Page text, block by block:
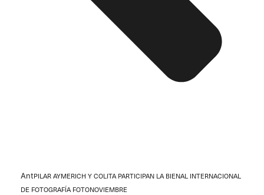
AntPILAR AYMERICH Y COLITA PARTICIPAN LA BIENAL INTERNACIONAL
DE FOTOGRAFÍA FOTONOVIEMBRE